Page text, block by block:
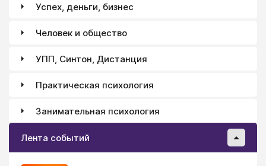
Успех, деньги, бизнес
Человек и общество
УПП, Синтон, Дистанция
Практическая психология
Занимательная психология
Лента событий